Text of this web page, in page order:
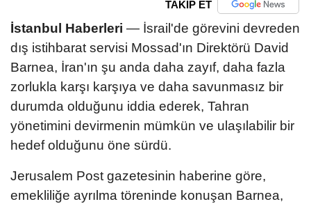
TAKİP ET
İstanbul Haberleri — İsrail'de görevini devreden
dış istihbarat servisi Mossad'ın Direktörü David
Barnea, İran'ın şu anda daha zayıf, daha fazla
zorlukla karşı karşıya ve daha savunmasız bir
durumda olduğunu iddia ederek, Tahran
yönetimini devirmenin mümkün ve ulaşılabilir bir
hedef olduğunu öne sürdü.
Jerusalem Post gazetesinin haberine göre,
emekliliğe ayrılma töreninde konuşan Barnea,